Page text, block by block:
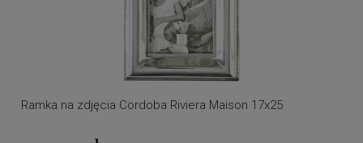
Ramka na zdjęcia Cordoba Riviera Maison 17x25